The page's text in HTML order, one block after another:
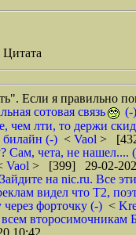
Цитата
Если я правильно
сотовая связь
(-)
чем лти, то держи
(-) < Vaol >
Сам, чета, не нашел....
Vaol > [399] 29-02-
на nic.ru. Все
видел что Т2,
форточку (-) <
второсимочникам
10:42